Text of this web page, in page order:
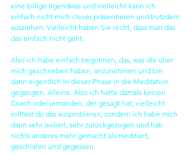
eine billige Irgendwas und vielleicht kann ich
einfach nicht mich clever präsentieren und trotzdem
ausziehen. Vielleicht haben Sie recht, dass man das
das einfach nicht geht.
Also ich habe einfach begonnen, das, was die über
mich geschrieben haben, anzunehmen und bin
dann eigentlich in dieser Phase in die Meditation
gegangen. Alleine. Also ich hatte damals keinen
Coach oder jemanden, der gesagt hat, vielleicht
solltest du das ausprobieren, sondern ich habe mich
dann sehr isoliert, sehr zurückgezogen und hab
nichts anderes mehr gemacht als meditiert,
geschlafen und gegessen.